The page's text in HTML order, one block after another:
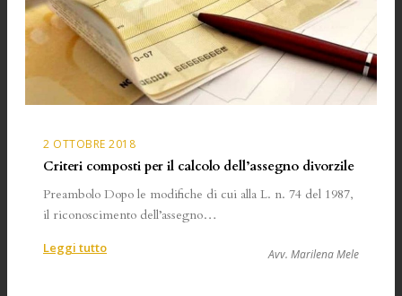
2 OTTOBRE 2018
Criteri composti per il calcolo dell’assegno divorzile
Preambolo Dopo le modifiche di cui alla L. n. 74 del 1987,
il riconoscimento dell’assegno…
Leggi tutto:
Avv. Marilena Mele